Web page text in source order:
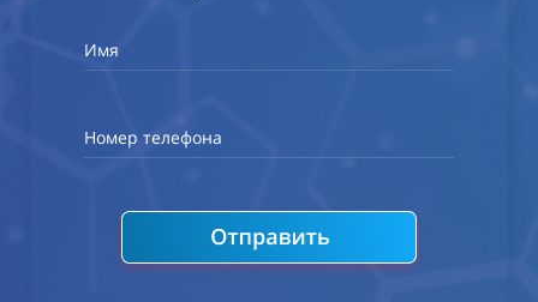
Имя
Номер телефона